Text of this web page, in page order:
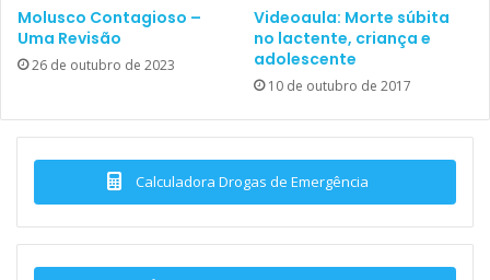
Molusco Contagioso –
Uma Revisão
26 de outubro de 2023
Videoaula: Morte súbita
no lactente, criança e
adolescente
10 de outubro de 2017
Calculadora Drogas de Emergência